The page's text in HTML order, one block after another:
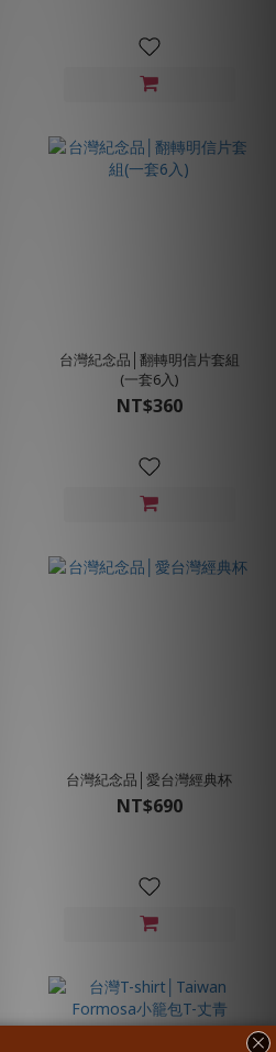
台灣紀念品│翻轉明信片套組
(一套6入)
NT$360
台灣紀念品│愛台灣經典杯
NT$690